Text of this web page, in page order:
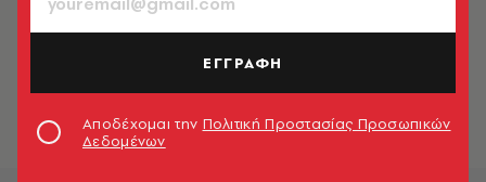
ολόκληρες οικογένειες - Κάτοικοι
Newsroom
ΕΓΓΡΑΦΗ
Αποδέχομαι την Πολιτική Προστασίας Προσωπικών
Δεδομένων